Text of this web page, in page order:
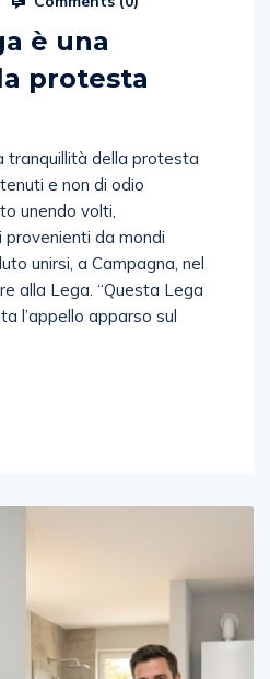
è una
protesta
e non di odio
unendo volti,
da mondi
unirsi, a Campagna, nel
alla Lega. “Questa Lega
l’appello apparso sul